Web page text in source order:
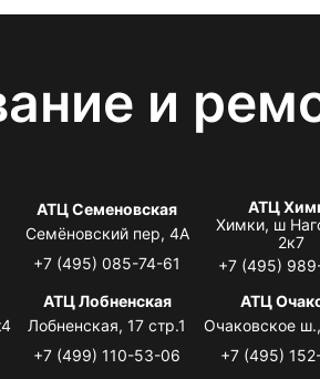
и
АТЦ Семеновская
Семёновский пер, 4А
+7 (495) 085-74-61
АТЦ
Химки, ш
2к7
+7 (495)
АТЦ Лобненская
Лобненская, 17 стр.1
+7 (499) 110-53-06
АТЦ
Очаковское
+7 (495)